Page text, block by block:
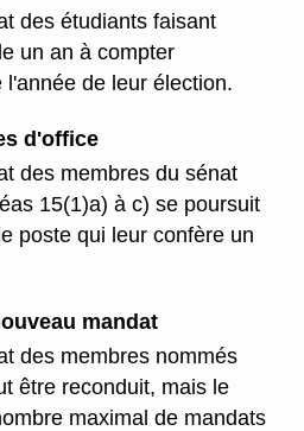
des étudiants faisant
un an à compter
l'année de leur élection.
d'office
des membres du sénat
15(1)a) à c) se poursuit
poste qui leur confère un
mandat
des membres nommés
être reconduit, mais le
maximal de mandats